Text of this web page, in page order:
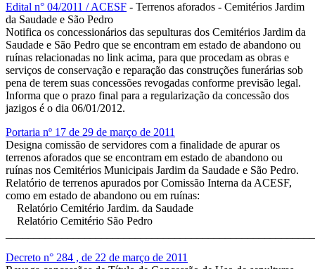
Edital n° 04/2011 / ACESF - Terrenos aforados - Cemitérios Jardim
da Saudade e São Pedro
Notifica os concessionários das sepulturas dos Cemitérios Jardim da
Saudade e São Pedro que se encontram em estado de abandono ou
ruínas relacionadas no link acima, para que procedam as obras e
serviços de conservação e reparação das construções funerárias sob
pena de terem suas concessões revogadas conforme previsão legal.
Informa que o prazo final para a regularização da concessão dos
jazigos é o dia 06/01/2012.
Portaria nº 17 de 29 de março de 2011
Designa comissão de servidores com a finalidade de apurar os
terrenos aforados que se encontram em estado de abandono ou
ruínas nos Cemitérios Municipais Jardim da Saudade e São Pedro.
Relatório de terrenos apurados por Comissão Interna da ACESF,
como em estado de abandono ou em ruínas:
Relatório Cemitério Jardim. da Saudade
Relatório Cemitério São Pedro
Decreto n° 284 , de 22 de março de 2011